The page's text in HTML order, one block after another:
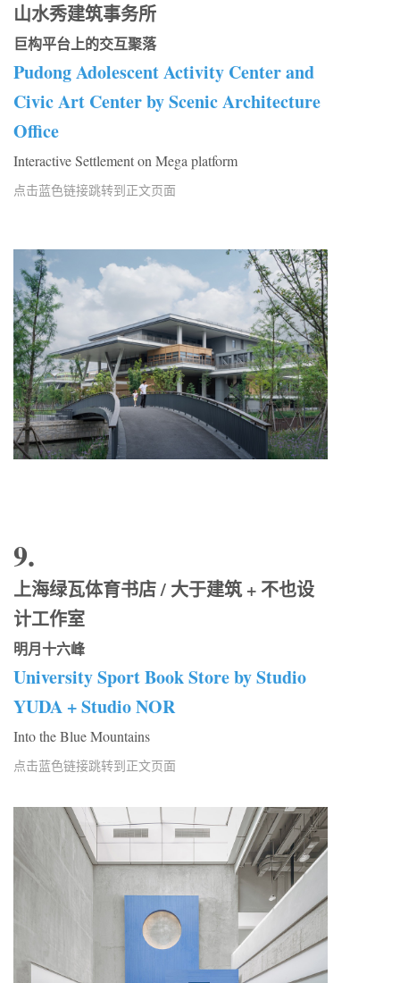
山水秀建筑事务所
巨构平台上的交互聚落
Pudong Adolescent Activity Center and
Civic Art Center by Scenic Architecture
Office
Interactive Settlement on Mega platform
点击蓝色链接跳转到正文页面
9.
上海绿瓦体育书店 / 大于建筑 + 不也设
计工作室
明月十六峰
University Sport Book Store by Studio
YUDA + Studio NOR
Into the Blue Mountains
点击蓝色链接跳转到正文页面